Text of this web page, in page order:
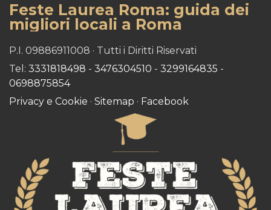
Feste Laurea Roma: guida dei
migliori locali a Roma
P.I. 09886911008 · Tutti i Diritti Riservati
Tel: 3331818498 - 3476304510 - 3299164835 -
0698875854
Privacy e Cookie · Sitemap · Facebook